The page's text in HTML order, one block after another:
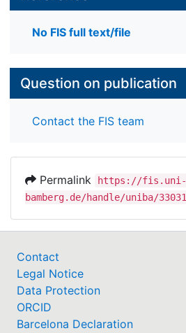
No FIS full text/file
Question on publication
Contact the FIS team
Permalink
https://fis.uni-
bamberg.de/handle/uniba/33031
Contact
Legal Notice
Data Protection
ORCID
Barcelona Declaration